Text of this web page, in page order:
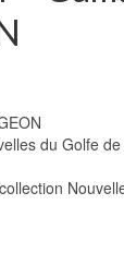
du Golfe